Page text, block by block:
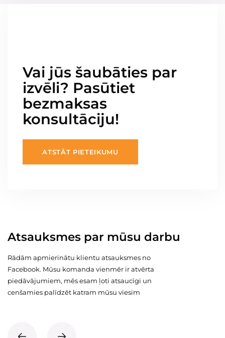
Vai jūs šaubāties par
izvēli? Pasūtiet
bezmaksas
konsultāciju!
ATSTĀT PIETEIKUMU
Atsauksmes par mūsu darbu
Rādām apmierinātu klientu atsauksmes no
Facebook. Mūsu komanda vienmēr ir atvērta
piedāvājumiem, mēs esam ļoti atsaucīgi un
cenšamies palīdzēt katram mūsu viesim